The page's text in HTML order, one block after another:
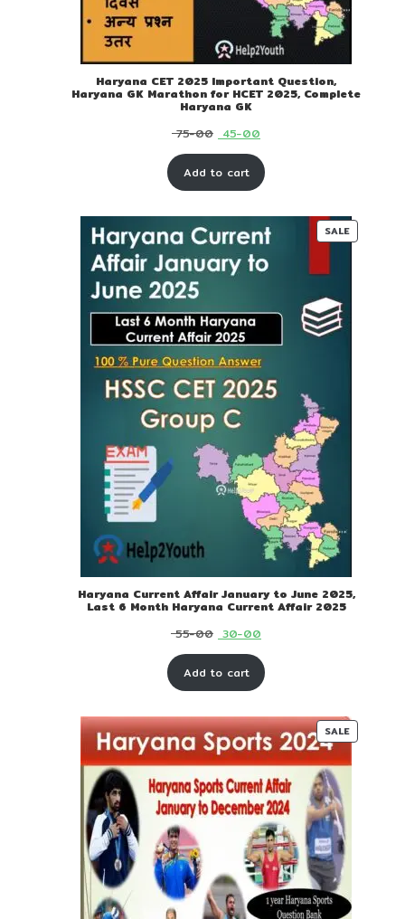
Haryana CET 2025 Important Question,
Haryana GK Marathon for HCET 2025, Complete
Haryana GK
75-00 Original
price
was:
45-00Current
price
is:
00.
Add to cart
SALE
Haryana Current Affair January to June 2025,
Last 6 Month Haryana Current Affair 2025
55-00 Original
price
was:
00.
30-00Current
price
is:
00.
Add to cart
SALE